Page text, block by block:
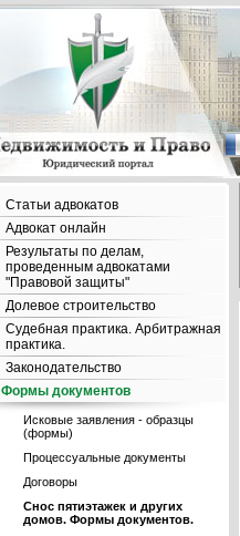
Статьи адвокатов
Адвокат онлайн
Результаты по делам,
проведенным адвокатами
"Правовой защиты"
Долевое строительство
Судебная практика. Арбитражная
практика.
Законодательство
Формы документов
Исковые заявления - образцы
(формы)
Процессуальные документы
Договоры
Снос пятиэтажек и других
домов. Формы документов.